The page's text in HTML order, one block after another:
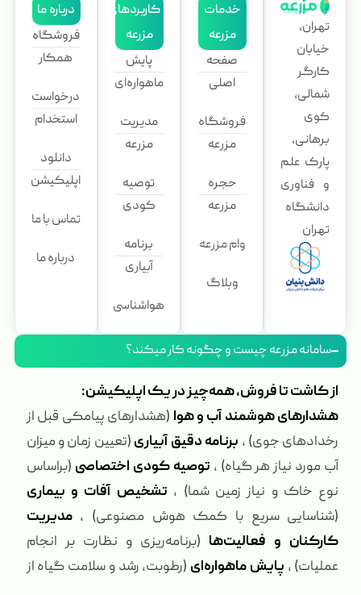
تهران،
خیابان
کارگر
شمالی،
کوی
برهانی،
پارک علم
و فناوری
دانشگاه
تهران
خدمات
مزرعه
صفحه
اصلی
فروشگاه
مزرعه
حجره
مزرعه
وام مزرعه
وبلاگ
کاربردهای
مزرعه
پایش
ماهواره‌ای
مدیریت
مزرعه
توصیه
کودی
برنامه
آبیاری
هواشناسی
درباره ما
فروشگاه
همکار
درخواست
استخدام
دانلود
اپلیکیشن
تماس با ما
درباره ما
سامانه مزرعه چیست و چگونه کار میکند؟
از کاشت تا فروش، همه‌چیز در یک اپلیکیشن:
هشدارهای هوشمند آب و هوا (هشدارهای پیامکی قبل از
رخدادهای جوی) ، برنامه دقیق آبیاری (تعیین زمان و میزان
آب مورد نیاز هر گیاه) ، توصیه کودی اختصاصی (براساس
نوع خاک و نیاز زمین شما) ، تشخیص آفات و بیماری
(شناسایی سریع با کمک هوش مصنوعی) ،مدیریت
کارکنان و فعالیت‌ها (برنامه‌ریزی و نظارت بر انجام
عملیات) ، پایش ماهواره‌ای (رطوبت، رشد و سلامت گیاه از